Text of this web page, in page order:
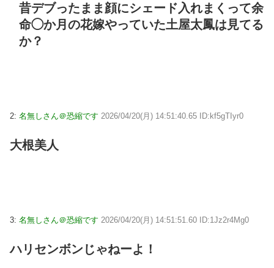
昔デブったまま顔にシェード入れまくって余
命◯か月の花嫁やっていた土屋太鳳は見てる
か？
2: 名無しさん＠恐縮です 2026/04/20(月) 14:51:40.65 ID:kf5gTIyr0
大根美人
3: 名無しさん＠恐縮です 2026/04/20(月) 14:51:51.60 ID:1Jz2r4Mg0
ハリセンボンじゃねーよ！